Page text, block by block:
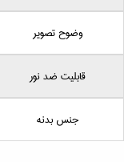
وضوح تصویر
قابلیت ضد نور
جنس بدنه